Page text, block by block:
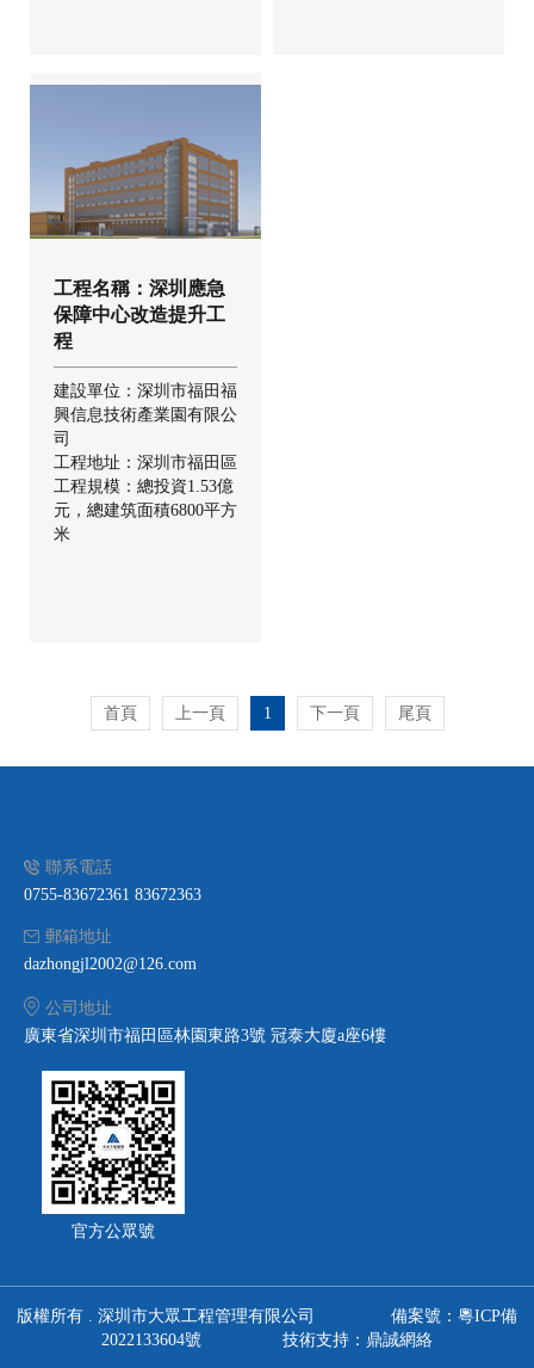
工程名稱：深圳應急
保障中心改造提升工
程
建設單位：深圳市福田福
興信息技術產業園有限公
司
工程地址：深圳市福田區
工程規模：總投資1.53億
元，總建筑面積6800平方
米
首頁 上一頁 1 下一頁 尾頁
聯系電話
0755-83672361 83672363
郵箱地址
dazhongjl2002@126.com
公司地址
廣東省深圳市福田區林園東路3號 冠泰大廈a座6樓
官方公眾號
版權所有 . 深圳市大眾工程管理有限公司
備案號：粵ICP備
2022133604號
技術支持：鼎誠網絡